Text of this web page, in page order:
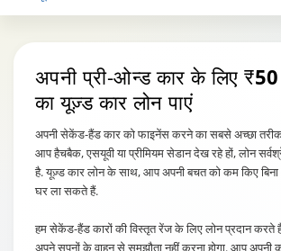
अपनी प्री-ओन्ड कार के लिए
का यूज़्ड कार लोन पाएं
अपनी सेकेंड-हैंड कार को फाइनेंस करने का सबसे अच्छा
आप हैचबैक, एसयूवी या प्रीमियम सेडान देख रहे हों, लोन
है. यूज़्ड कार लोन के साथ, आप अपनी बचत को कम किए बिना
घर ला सकते हैं.
हम सेकेंड-हैंड कारों की विस्तृत रेंज के लिए लोन प्रदान
अपने सपनों के वाहन से समझौता नहीं करना होगा. आप अपनी